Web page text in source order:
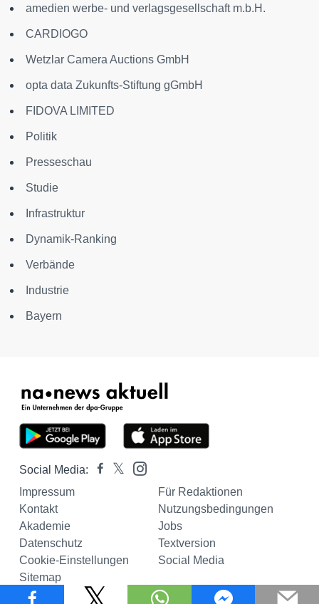
amedien werbe- und verlagsgesellschaft m.b.H.
CARDIOGO
Wetzlar Camera Auctions GmbH
opta data Zukunfts-Stiftung gGmbH
FIDOVA LIMITED
Politik
Presseschau
Studie
Infrastruktur
Dynamik-Ranking
Verbände
Industrie
Bayern
Social Media:
Impressum
Für Redaktionen
Kontakt
Nutzungsbedingungen
Akademie
Jobs
Datenschutz
Textversion
Cookie-Einstellungen
Social Media
Sitemap